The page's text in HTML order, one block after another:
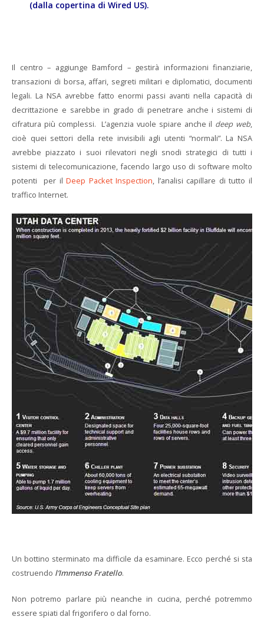
(dalla copertina di Wired US).
Il centro – aggiunge Bamford – gestirà informazioni finanziarie,
transazioni di borsa, affari, segreti militari e diplomatici, documenti
legali. La NSA avrebbe fatto enormi passi avanti nella capacità di
decrittazione e sarebbe in grado di penetrare anche i sistemi di
cifratura più complessi. L’agenzia vuole spiare anche il deep web,
cioè quei settori della rete invisibili agli utenti “normali”. La NSA
avrebbe piazzato i suoi rilevatori negli snodi strategici di tutti i
sistemi di telecomunicazione, facendo largo uso di software molto
potenti per ilDeep Packet Inspection, l’analisi capillare di tutto il
traffico Internet.
Un bottino sterminato ma difficile da esaminare. Ecco perché si sta
costruendo l’Immenso Fratello.
Non potremo parlare più neanche in cucina, perché potremmo
essere spiati dal frigorifero o dal forno.